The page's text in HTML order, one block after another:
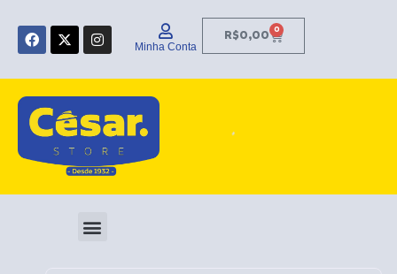
para F
a
c
o
o
k
X
-
t
t
t
e
I
n
s
g
r
a
m
Minha Conta
R$0,00 0
Carrinho